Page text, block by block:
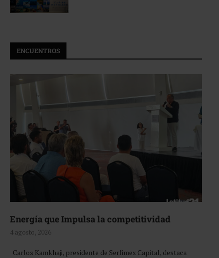
ENCUENTROS
Energía que Impulsa la competitividad
4 agosto, 2026
Carlos Kamkhaji, presidente de Serfimex Capital, destaca